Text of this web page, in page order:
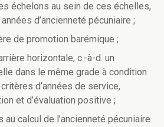
échelons au sein de ces échelles,
d’ancienneté pécuniaire ;
de promotion barémique ;
horizontale, c.-à-d. un
dans le même grade à condition
d’années de service,
et d’évaluation positive ;
calcul de l’ancienneté pécuniaire